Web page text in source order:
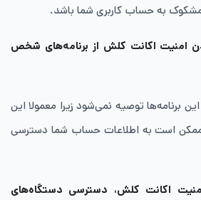
به حساب کاربری شما باشد.
امنیت اکانت کلش از برنامه‌های شخص
برنامه‌ها توصیه نمی‌شود زیرا معمولا این
ممکن است به اطلاعات حساب شما دسترسی
امنیت اکانت کلش، دسترسی دستگاه‌های